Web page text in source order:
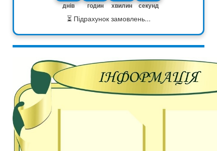
днів годин хвилин секунд
⏳ Підрахунок замовлень...